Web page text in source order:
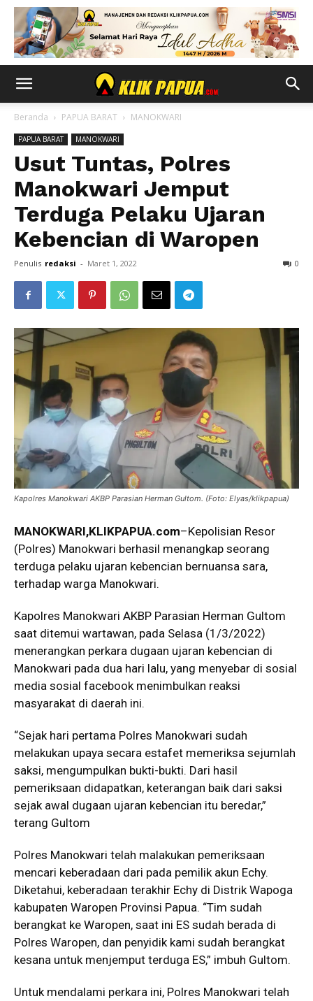
Beranda PAPUA BARAT MANOKWARI
PAPUA BARAT MANOKWARI
Usut Tuntas, Polres
Manokwari Jemput
Terduga Pelaku Ujaran
Kebencian di Waropen
Penulis redaksi - Maret 1, 2022 0
Kapolres Manokwari AKBP Parasian Herman Gultom. (Foto: Elyas/klikpapua)
MANOKWARI,KLIKPAPUA.com–Kepolisian Resor
(Polres) Manokwari berhasil menangkap seorang
terduga pelaku ujaran kebencian bernuansa sara,
terhadap warga Manokwari.
Kapolres Manokwari AKBP Parasian Herman Gultom
saat ditemui wartawan, pada Selasa (1/3/2022)
menerangkan perkara dugaan ujaran kebencian di
Manokwari pada dua hari lalu, yang menyebar di sosial
media sosial facebook menimbulkan reaksi
masyarakat di daerah ini.
“Sejak hari pertama Polres Manokwari sudah
melakukan upaya secara estafet memeriksa sejumlah
saksi, mengumpulkan bukti-bukti. Dari hasil
pemeriksaan didapatkan, keterangan baik dari saksi
sejak awal dugaan ujaran kebencian itu beredar,”
terang Gultom
Polres Manokwari telah malakukan pemeriksaan
mencari keberadaan dari pada pemilik akun Echy.
Diketahui, keberadaan terakhir Echy di Distrik Wapoga
kabupaten Waropen Provinsi Papua. “Tim sudah
berangkat ke Waropen, saat ini ES sudah berada di
Polres Waropen, dan penyidik kami sudah berangkat
kesana untuk menjemput terduga ES,” imbuh Gultom.
Untuk mendalami perkara ini, Polres Manokwari telah